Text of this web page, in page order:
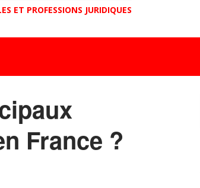
ET PROFESSIONS JURIDIQUES
France ?